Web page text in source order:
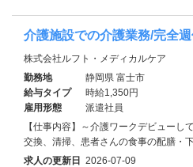
介護施設での介護業務/完全
株式会社ルフト・メディカルケア
勤務地
静岡県 富士市
給与タイプ
時給1,350円
雇用形態
派遣社員
【仕事内容】～介護ワークデビューし
交換、清掃、患者さんの食事の配膳・
求人の更新日 2026-07-09